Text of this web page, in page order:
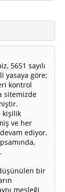
5651 sayılı
yasaya göre;
kontrol
sitemizde
kişilik
ve her
ediyor.
bir
mesleği